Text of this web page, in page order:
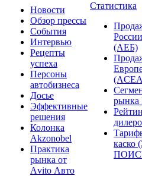
Новости
Обзор прессы
События
Интервью
Рецепты
успеха
Персоны
автобизнеса
Досье
Эффективные
решения
Колонка
Akzonobel
Практика
рынка от
Аvito Авто
Статистика
России
(АЕБ)
каско